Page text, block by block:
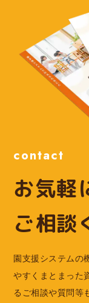
contact
お気軽
ご相談
園支援システムの
やすくまとまった
るご相談や質問等